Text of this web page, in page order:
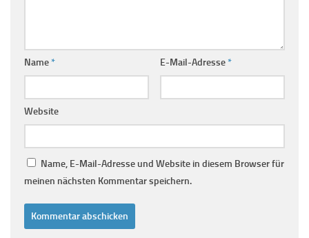
Name* E-Mail-Adresse*
Website
Name, E-Mail-Adresse und Website in diesem Browser für
meinen nächsten Kommentar speichern.